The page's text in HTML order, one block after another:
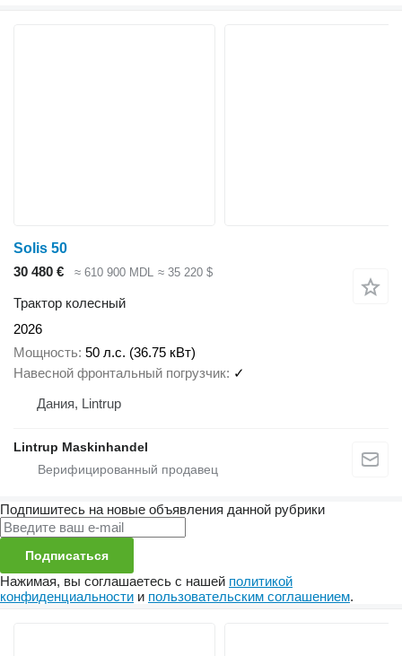
Solis 50
30 480 €
≈ 610 900 MDL ≈ 35 220 $
Трактор колесный
2026
Мощность 50 л.с. (36.75 кВт)
Навесной фронтальный погрузчик ✓
Дания, Lintrup
Lintrup Maskinhandel
Подпишитесь на новые объявления данной рубрики
Подписаться
Нажимая, вы соглашаетесь с нашей политикой
конфиденциальности и пользовательским соглашением.